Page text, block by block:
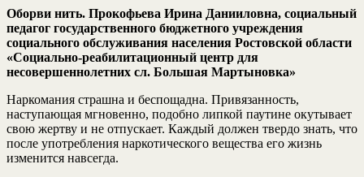
Оборви нить. Прокофьева Ирина Данииловна, социальный
педагог государственного бюджетного учреждения
социального обслуживания населения Ростовской области
«Социально-реабилитационный центр для
несовершеннолетних сл. Большая Мартыновка»
Наркомания страшна и беспощадна. Привязанность,
наступающая мгновенно, подобно липкой паутине окутывает
свою жертву и не отпускает. Каждый должен твердо знать, что
после употребления наркотического вещества его жизнь
изменится навсегда.